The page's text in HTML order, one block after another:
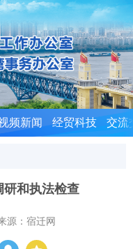
频新闻 经贸科技 交流
研和执法检查
源：宿迁网